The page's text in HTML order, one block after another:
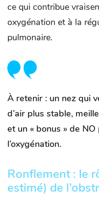
ce qui contribue
oxygénation et à la
pulmonaire.
À retenir : un nez qui
d’air plus stable,
et un « bonus » de
l’oxygénation.
Ronflement : le
estimé) de